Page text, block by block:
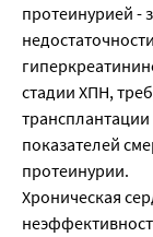
протеинурией -
стадии ХПН,
показателей
протеинурии.
Хроническая